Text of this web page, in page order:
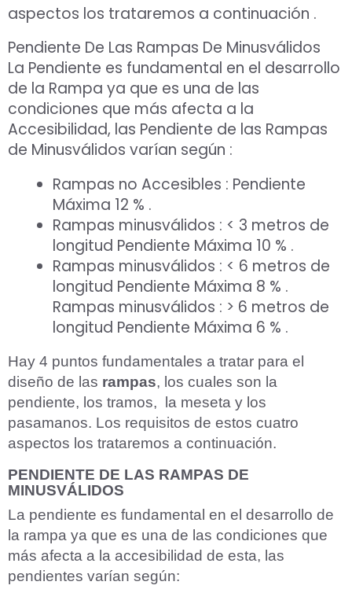
aspectos los trataremos a continuación .
Pendiente De Las Rampas De Minusválidos
La Pendiente es fundamental en el desarrollo
de la Rampa ya que es una de las
condiciones que más afecta a la
Accesibilidad, las Pendiente de las Rampas
de Minusválidos varían según :
Rampas no Accesibles : Pendiente
Máxima 12 % .
Rampas minusválidos : < 3 metros de
longitud Pendiente Máxima 10 % .
Rampas minusválidos : < 6 metros de
longitud Pendiente Máxima 8 % .
Rampas minusválidos : > 6 metros de
longitud Pendiente Máxima 6 % .
Hay 4 puntos fundamentales a tratar para el
diseño de las rampas, los cuales son la
pendiente, los tramos, la meseta y los
pasamanos. Los requisitos de estos cuatro
aspectos los trataremos a continuación.
PENDIENTE DE LAS RAMPAS DE
MINUSVÁLIDOS
La pendiente es fundamental en el desarrollo de
la rampa ya que es una de las condiciones que
más afecta a la accesibilidad de esta, las
pendientes varían según: